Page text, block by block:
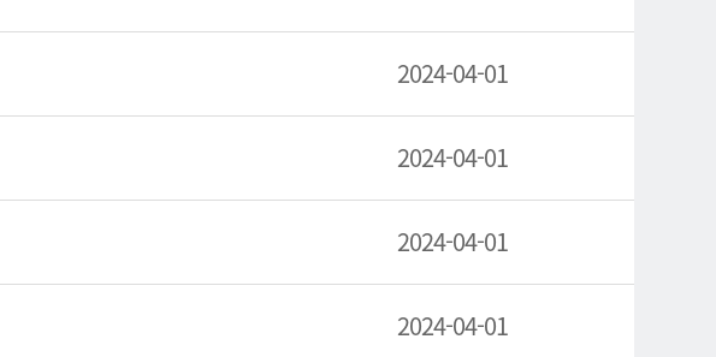
2024-04-01
2024-04-01
2024-04-01
2024-04-01